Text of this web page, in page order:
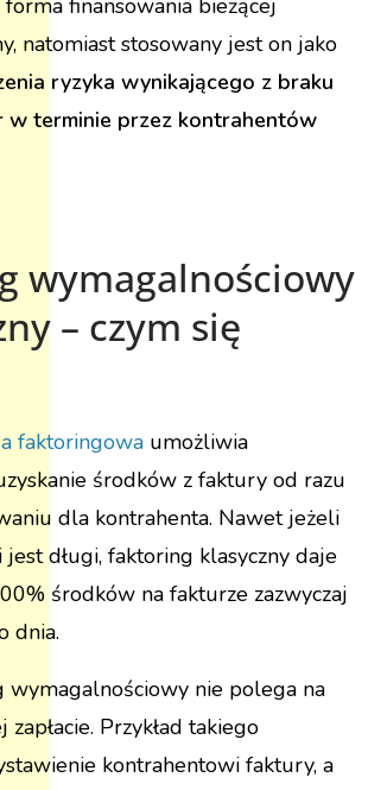
finansowania bieżącej
natomiast stosowany jest on jako
ryzyka wynikającego z braku
w terminie przez kontrahentów
wymagalnościowy
– czym się
faktoringowa umożliwia
środków z faktury od razu
dla kontrahenta. Nawet jeżeli
jest długi, faktoring klasyczny daje
środków na fakturze zazwyczaj
dnia.
wymagalnościowy nie polega na
Przykład takiego
kontrahentowi faktury, a